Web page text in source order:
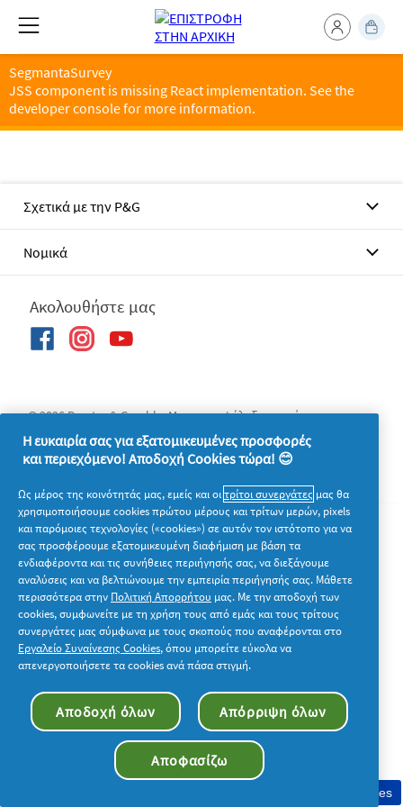
SegmantaSurvey
JSS component is missing React implementation. See the
developer console for more information.
Σχετικά με την P&G
Νομικά
Ακολουθήστε μας
© 2026 Procter & Gamble. Με την επιφύλαξη παντός
δικαιώματος. Η χρήση και η πρόσβαση στις πληροφορίες σε
αυτόν τον ιστότοπο υπόκειται στους όρους και τις προϋποθέσεις
που καθορίζονται στη νομική συμφωνία μας.
Συγκατάθεση στη χρήση cookies
Η ευκαιρία σας για εξατομικευμένες προσφορές
και περιεχόμενο! Αποδοχή Cookies τώρα! 😊
Ως μέρος της κοινότητάς μας, εμείς και οιτρίτοι συνεργάτες μας θα
χρησιμοποιήσουμε cookies πρώτου μέρους και τρίτων μερών, pixels
και παρόμοιες τεχνολογίες («cookies») σε αυτόν τον ιστότοπο για να
σας προσφέρουμε εξατομικευμένη διαφήμιση με βάση τα
ενδιαφέροντα και τις συνήθειες περιήγησής σας, να διεξάγουμε
αναλύσεις και να βελτιώνουμε την εμπειρία περιήγησής σας. Μάθετε
περισσότερα στην Πολιτική Απορρήτου μας. Με την αποδοχή των
cookies, συμφωνείτε με τη χρήση τους από εμάς και τους τρίτους
συνεργάτες μας σύμφωνα με τους σκοπούς που αναφέρονται στο
Εργαλείο Συναίνεσης Cookies, όπου μπορείτε εύκολα να
απενεργοποιήσετε τα cookies ανά πάσα στιγμή.
Αποδοχή όλων Απόρριψη όλων
Αποφασίζω